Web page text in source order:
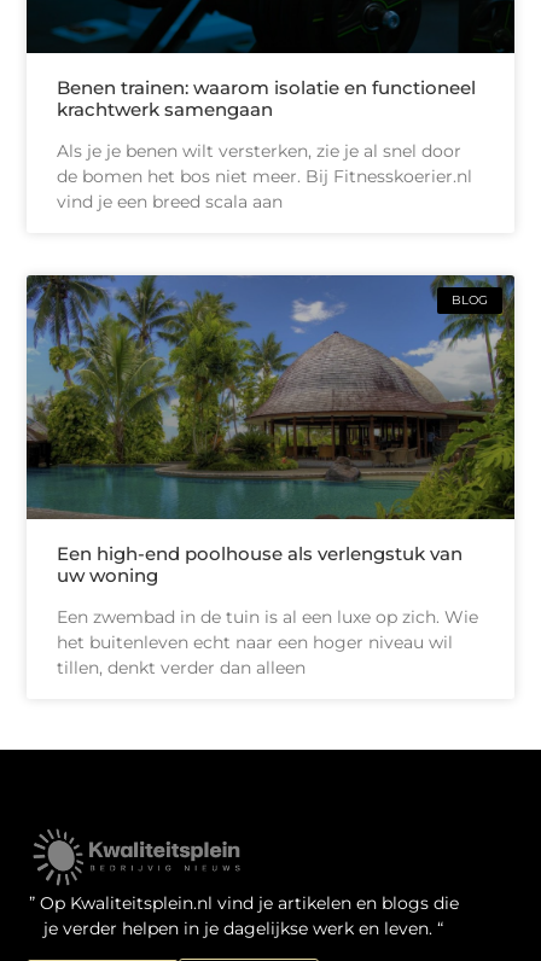
Benen trainen: waarom isolatie en functioneel
krachtwerk samengaan
Als je je benen wilt versterken, zie je al snel door
de bomen het bos niet meer. Bij Fitnesskoerier.nl
vind je een breed scala aan
BLOG
Een high-end poolhouse als verlengstuk van
uw woning
Een zwembad in de tuin is al een luxe op zich. Wie
het buitenleven echt naar een hoger niveau wil
tillen, denkt verder dan alleen
” Op Kwaliteitsplein.nl vind je artikelen en blogs die
je verder helpen in je dagelijkse werk en leven. “